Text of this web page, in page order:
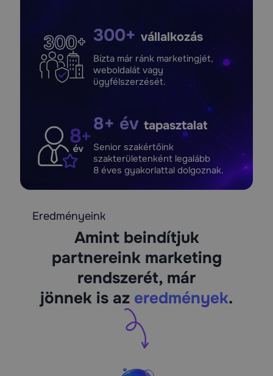
300+ vállalkozás
Bízta már ránk marketingjét,
weboldalát vagy
ügyfélszerzését.
8+ év tapasztalat
Senior szakértőink
szakterületenként legalább
8 éves gyakorlattal dolgoznak.
Eredményeink
Amint beindítjuk
partnereink marketing
rendszerét, már
jönnek is az eredmények.